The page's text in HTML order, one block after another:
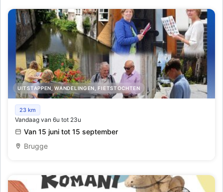
UITSTAPPEN, WANDELINGEN, FIETSTOCHTEN
Fotozoektocht 'Ogen open, een blik vertelt'
23 km
Vandaag van 6u tot 23u
Van 15 juni tot 15 september
Brugge